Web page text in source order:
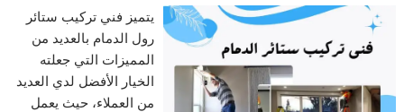
يتميز فني تركيب ستائر
رول الدمام بالعديد من
المميزات التي جعلته
الخيار الأفضل لدي العديد
من العملاء، حيث يعمل